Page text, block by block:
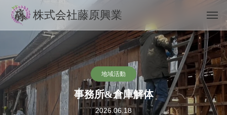
株式会社藤原興業
地域活動
事務所&倉庫解体
2026.06.18